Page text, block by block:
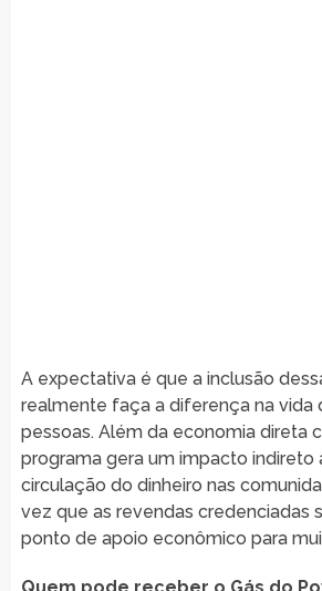
A expectativa é que a inclusão
realmente faça a diferença na vida
pessoas. Além da economia direta
programa gera um impacto indireto
circulação do dinheiro nas
vez que as revendas credenciadas
ponto de apoio econômico para
Quem pode receber o Gás do